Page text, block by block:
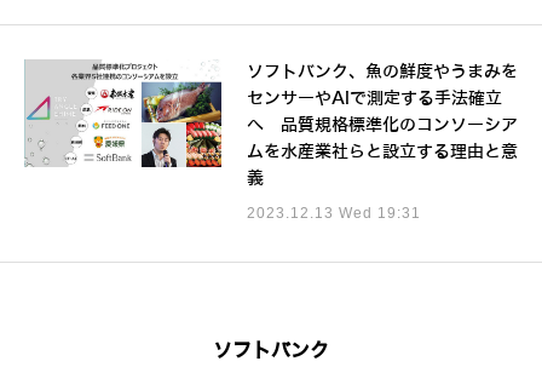
ソフトバンク、魚の鮮度やうまみを
センサーやAIで測定する手法確立
へ 品質規格標準化のコンソーシア
ムを水産業社らと設立する理由と意
義
2023.12.13 Wed 19:31
ソフトバンク